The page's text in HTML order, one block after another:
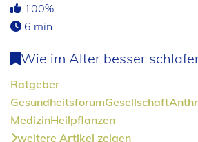
100%
6 min
Wie im Alter besser
Ratgeber
GesundheitsforumGesellschaft
MedizinHeilpflanzen
weitere Artikel zeigen